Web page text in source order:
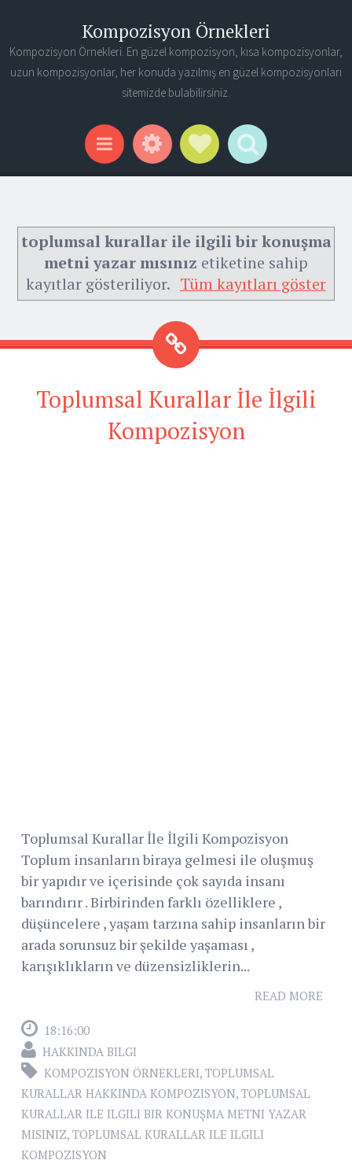
Kompozisyon Örnekleri
Kompozisyon Örnekleri. En güzel kompozisyon, kısa kompozisyonlar,
uzun kompozisyonlar, her konuda yazılmış en güzel kompozisyonları
sitemizde bulabilirsiniz.
Menu WidgetsSocial Links
Search
toplumsal kurallar ile ilgili bir konuşma
metni yazar mısınız etiketine sahip
kayıtlar gösteriliyor. Tüm kayıtları göster
Toplumsal Kurallar İle İlgili
Kompozisyon
Toplumsal Kurallar İle İlgili Kompozisyon
Toplum insanların biraya gelmesi ile oluşmuş
bir yapıdır ve içerisinde çok sayıda insanı
barındırır . Birbirinden farklı özelliklere ,
düşüncelere , yaşam tarzına sahip insanların bir
arada sorunsuz bir şekilde yaşaması ,
karışıklıkların ve düzensizliklerin...
READ MORE
18:16:00
HAKKINDA BILGI
KOMPOZISYON ÖRNEKLERI, TOPLUMSAL
KURALLAR HAKKINDA KOMPOZISYON, TOPLUMSAL
KURALLAR ILE ILGILI BIR KONUŞMA METNI YAZAR
MISINIZ, TOPLUMSAL KURALLAR ILE ILGILI
KOMPOZISYON